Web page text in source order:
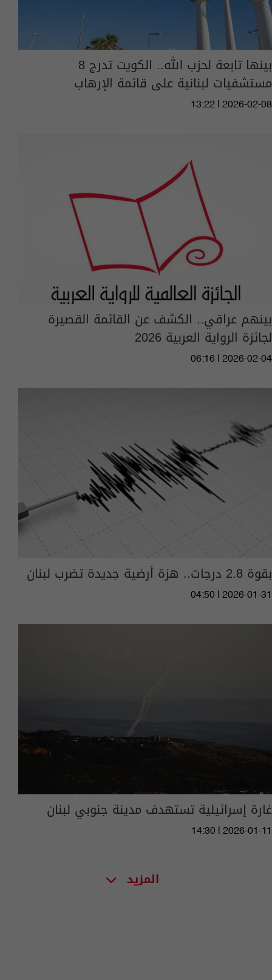
بينها تابعة لحزب الله.. الكويت تدرج 8
مستشفيات لبنانية على قائمة الإرهاب
13:22 | 2026-02-08
بينهم عراقي.. الكشف عن القائمة القصيرة
لجائزة الرواية العربية 2026
06:16 | 2026-02-04
بقوة 2.8 درجات.. هزة أرضية جديدة تضرب لبنان
04:50 | 2026-01-31
غارة إسرائيلية تستهدف مدينة جنوبي لبنان
14:30 | 2026-01-11
المزيد